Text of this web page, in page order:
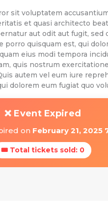
sit voluptatem
et quasi architecto
aut odit aut fugit, sed
quisquam est, qui
eius modi tempora
quis nostrum
autem vel eum iure
dolorem eum fugiat quo
❌ Event Expired
on February 21, 2025
🎟 Total tickets sold: 0